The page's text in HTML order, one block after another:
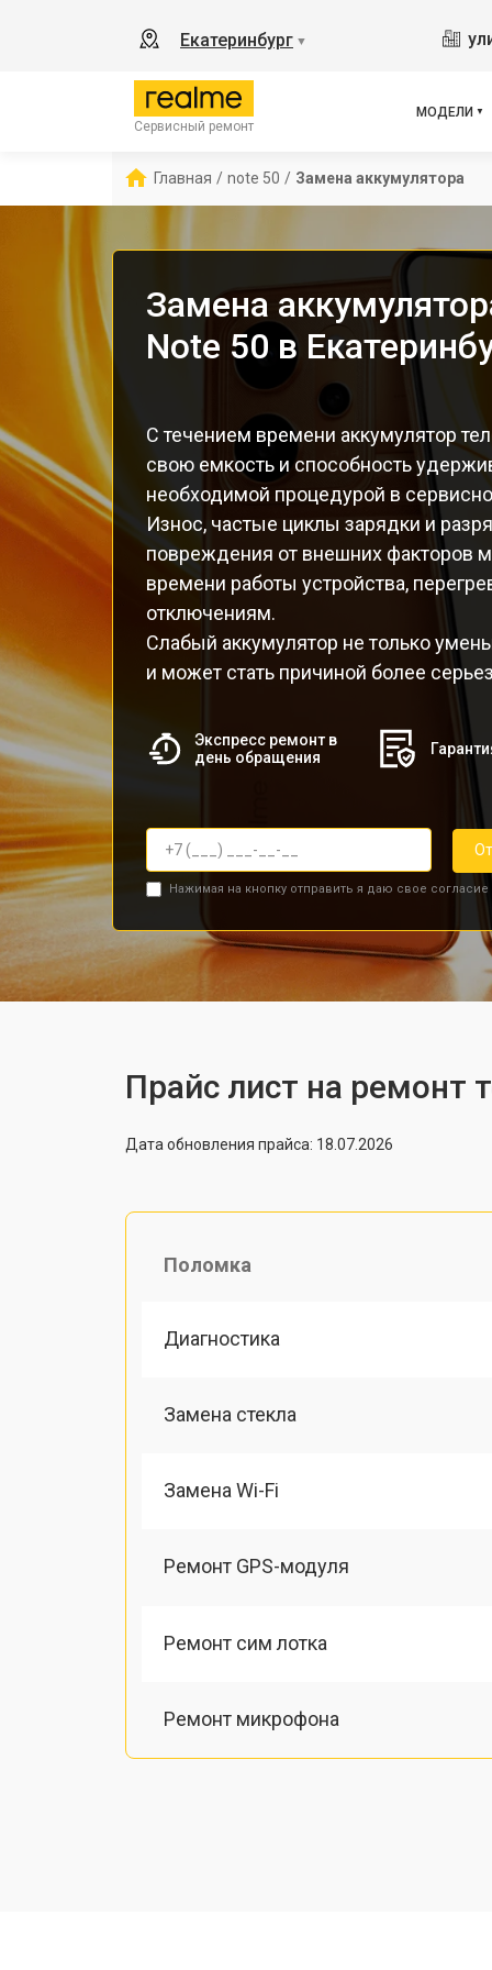
Екатеринбург ▼
Сервисный ремонт
МОДЕЛИ
11
C67
Главная / note 50 / Замена аккумулятора
Замена
Note 50 в
С течением времени аккумулятор
свою емкость и способность
необходимой процедурой в
Износ, частые циклы зарядки и
повреждения от внешних факторов
времени работы устройства,
отключениям.
Слабый аккумулятор не только
и может стать причиной более
Экспресс ремонт в
день обращения
Нажимая на кнопку отправить я даю свое согласие
Прайс лист на ремонт
Дата обновления прайса: 18.07.2026
Поломка
Диагностика
Замена стекла
Замена Wi-Fi
Ремонт GPS-модуля
Ремонт сим лотка
Ремонт микрофона